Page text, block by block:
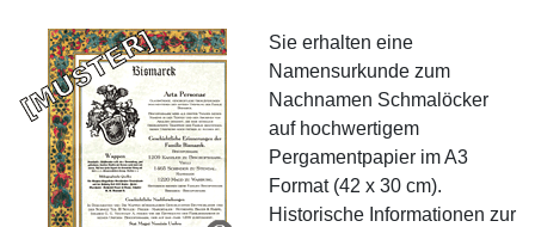
Sie erhalten eine
Namensurkunde zum
Nachnamen Schmalöcker
auf hochwertigem
Pergamentpapier im A3
Format (42 x 30 cm).
Historische Informationen zur